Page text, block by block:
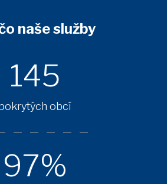
naše služby
145
obcí
97%